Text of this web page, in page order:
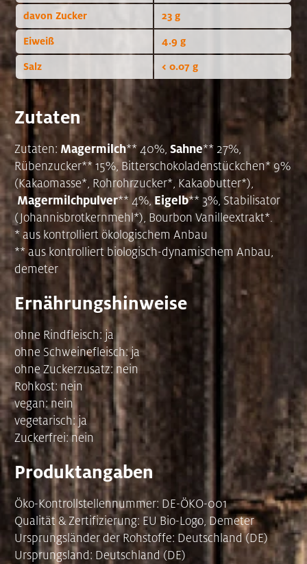
davon Zucker 23 g
Eiweiß 4.9 g
Salz < 0.07 g
Zutaten
Zutaten: Magermilch** 40%, Sahne** 27%,
Rübenzucker** 15%, Bitterschokoladenstückchen* 9%
(Kakaomasse*, Rohrohrzucker*, Kakaobutter*),
Magermilchpulver** 4%,Eigelb** 3%, Stabilisator
(Johannisbrotkernmehl*), Bourbon Vanilleextrakt*.
* aus kontrolliert ökologischem Anbau
** aus kontrolliert biologisch-dynamischem Anbau,
demeter
Ernährungshinweise
ohne Rindfleisch: ja
ohne Schweinefleisch: ja
ohne Zuckerzusatz: nein
Rohkost: nein
vegan: nein
vegetarisch: ja
Zuckerfrei: nein
Produktangaben
Öko-Kontrollstellennummer: DE-ÖKO-001
Qualität & Zertifizierung: EU Bio-Logo, Demeter
Ursprungsländer der Rohstoffe: Deutschland (DE)
Ursprungsland: Deutschland (DE)